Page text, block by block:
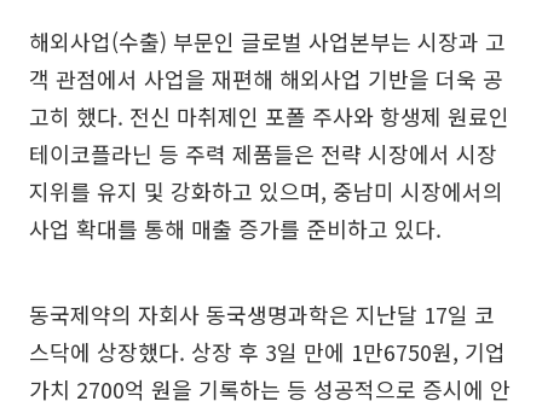
해외사업(수출) 부문인 글로벌 사업본부는 시장과 고
객 관점에서 사업을 재편해 해외사업 기반을 더욱 공
고히 했다. 전신 마취제인 포폴 주사와 항생제 원료인
테이코플라닌 등 주력 제품들은 전략 시장에서 시장
지위를 유지 및 강화하고 있으며, 중남미 시장에서의
사업 확대를 통해 매출 증가를 준비하고 있다.
동국제약의 자회사 동국생명과학은 지난달 17일 코
스닥에 상장했다. 상장 후 3일 만에 1만6750원, 기업
가치 2700억 원을 기록하는 등 성공적으로 증시에 안